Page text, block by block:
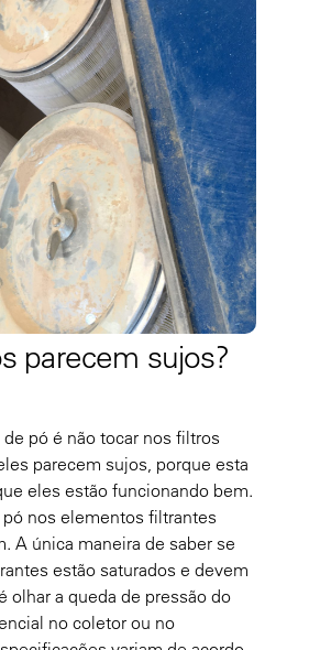
parecem sujos?
pó é não tocar nos filtros
parecem sujos, porque esta
eles estão funcionando bem.
nos elementos filtrantes
A única maneira de saber se
estão saturados e devem
olhar a queda de pressão do
no coletor ou no